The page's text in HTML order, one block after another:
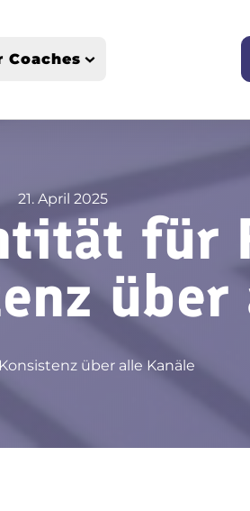
Coaches
21. April 2025
für
über
über alle Kanäle